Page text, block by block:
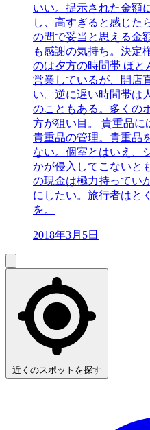
いい。提示された金額
し、高すぎると感じた
の間で妥当と思える金
も感謝の気持ち。決定
のは夕方の時間帯 ほと
営業しているが、開店
い。逆に遅い時間帯は
のこともある。多くの
方が狙い目。 貴重品に
貴重品の管理。貴重品
ない。個室とはいえ、
かが侵入してこないと
の現金は極力持ってい
にしたい。旅行者はと
を。
2018年3月5日
近くのスポットを探す